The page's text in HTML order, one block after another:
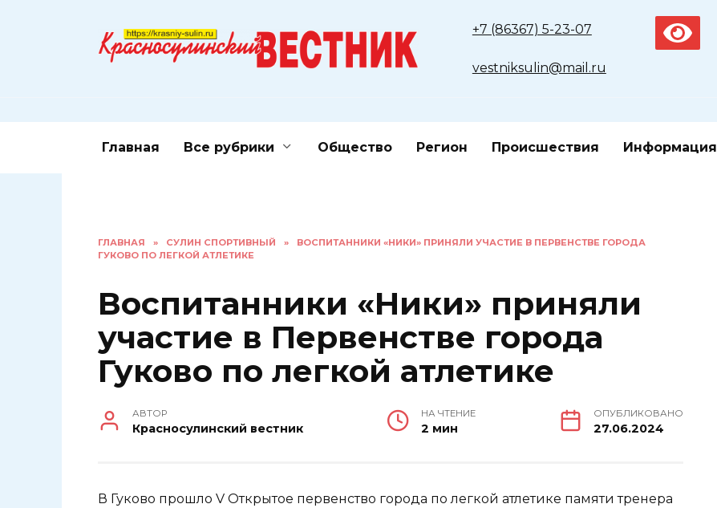
+7 (86367) 5-23-07
vestniksulin@mail.ru
Главная Все рубрики Общество Регион Происшествия Информация
ГЛАВНАЯ » СУЛИН СПОРТИВНЫЙ »
ВОСПИТАННИКИ «НИКИ» ПРИНЯЛИ УЧАСТИЕ В ПЕРВЕНСТВЕ ГОРОДА
ГУКОВО ПО ЛЕГКОЙ АТЛЕТИКЕ
Воспитанники «Ники» приняли
участие в Первенстве города
Гуково по легкой атлетике
АВТОР
Красносулинский вестник
НА ЧТЕНИЕ
2 мин
ОПУБЛИКОВАНО
27.06.2024
В Гуково прошло V Открытое первенство города по легкой атлетике памяти тренера